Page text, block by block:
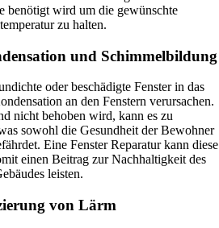
benötigt wird um die gewünschte
zu halten.
und Schimmelbildung
oder beschädigte Fenster in das
an den Fenstern verursachen.
nicht behoben wird, kann es zu
sowohl die Gesundheit der Bewohner
Eine Fenster Reparatur kann diese
einen Beitrag zur Nachhaltigkeit des
leisten.
von Lärm